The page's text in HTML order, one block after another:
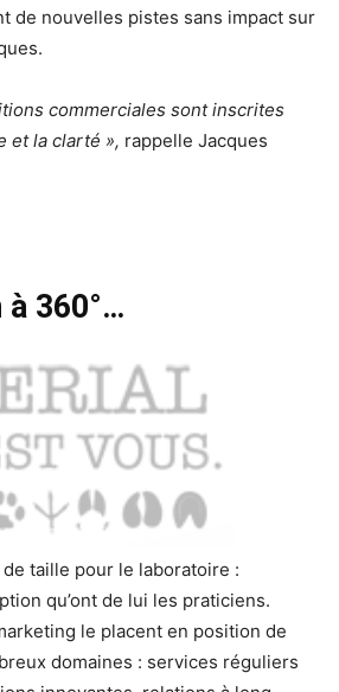
de nouvelles pistes sans impact sur
commerciales sont inscrites
et la clarté », rappelle Jacques
à 360°…
taille pour le laboratoire :
qu’ont de lui les praticiens.
le placent en position de
domaines : services réguliers